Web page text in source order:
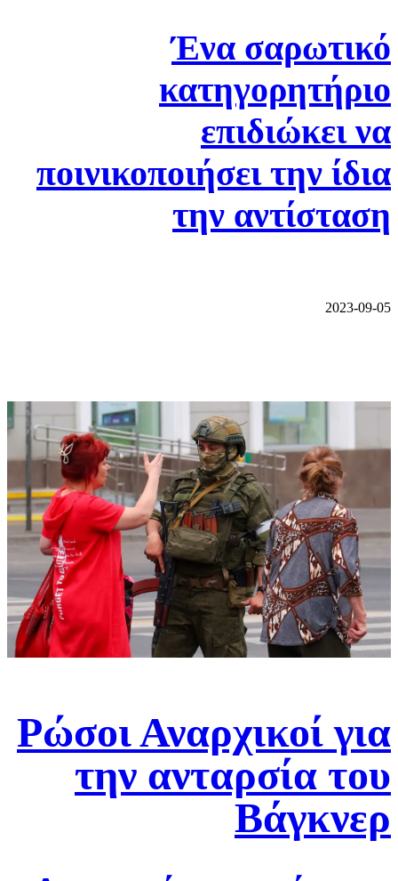
Ένα σαρωτικό
κατηγορητήριο
επιδιώκει να
ποινικοποιήσει την ίδια
την αντίσταση
2023-09-05
Ρώσοι Αναρχικοί για
την ανταρσία του
Βάγκνερ